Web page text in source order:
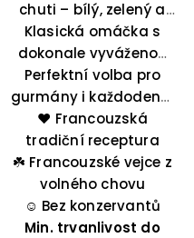
chuti – bílý, zelený a
černý pepř – tvoří
základ této lahodné
omáčky, která je
poctou tradiční
francouzské
gastronomii. Přestože
omáčka nabízí
výrazné aroma a
kořeněný charakter,
její pikantnost
Klasická omáčka s
dokonale vyváženou
kombinací pepřů,
česneku a kapkou
koňaku – pro skutečný
gurmánský zážitek.
Perfektní volba pro
gurmány i každodenní
kuchyni.
❤️ Francouzská
tradiční receptura
☘️ Francouzské vejce z
volného chovu
☺️ Bez konzervantů
Min. trvanlivost do